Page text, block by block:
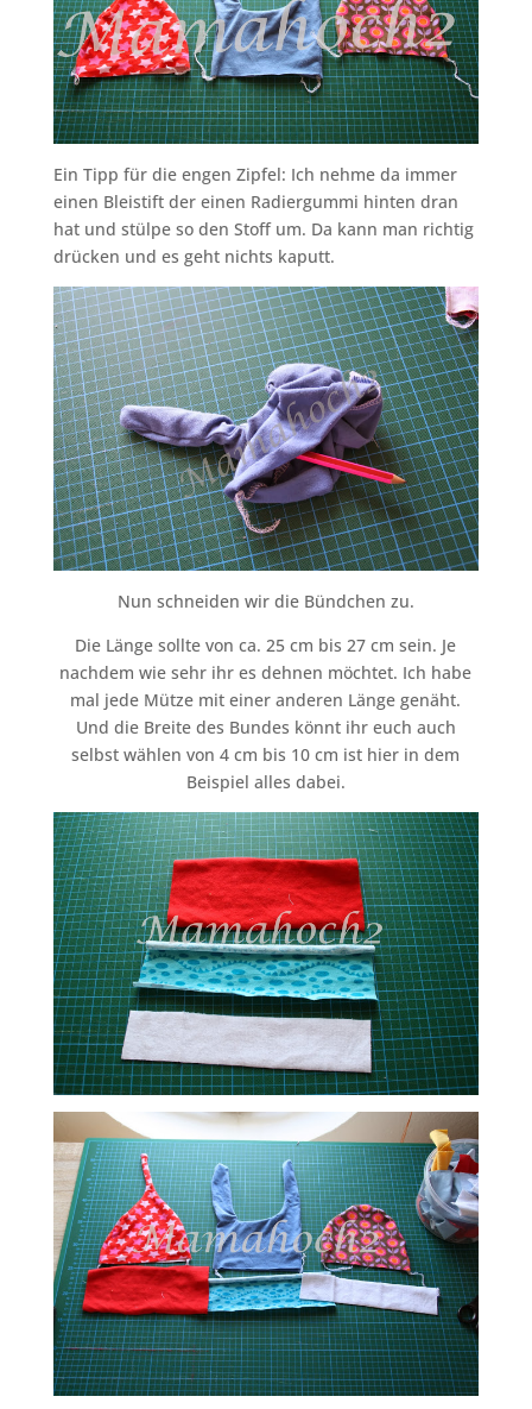
Ein Tipp für die engen Zipfel: Ich nehme da immer
einen Bleistift der einen Radiergummi hinten dran
hat und stülpe so den Stoff um. Da kann man richtig
drücken und es geht nichts kaputt.
Nun schneiden wir die Bündchen zu.
Die Länge sollte von ca. 25 cm bis 27 cm sein. Je
nachdem wie sehr ihr es dehnen möchtet. Ich habe
mal jede Mütze mit einer anderen Länge genäht.
Und die Breite des Bundes könnt ihr euch auch
selbst wählen von 4 cm bis 10 cm ist hier in dem
Beispiel alles dabei.